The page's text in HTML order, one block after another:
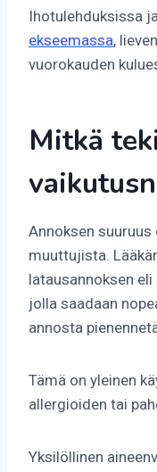
Ihotulehduksissa
ekseemassa,
vuorokauden
Mitkä
Annoksen
muuttujista.
latausannoksen
jolla saadaan
annosta
Tämä on yleinen
allergioiden tai
Yksilöllinen